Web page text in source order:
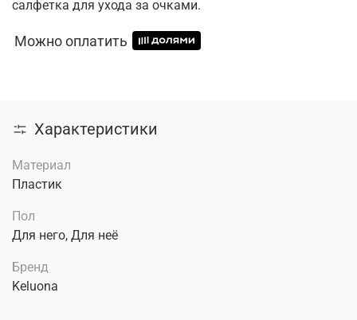
салфетка для ухода за очками.
Можно оплатить
Характеристики
Материал
Пластик
Пол
Для него, Для неё
Бренд
Keluona